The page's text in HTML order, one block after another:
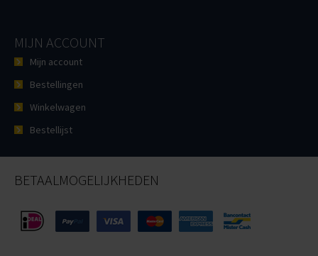
MIJN ACCOUNT
Mijn account
Bestellingen
Winkelwagen
Bestellijst
BETAALMOGELIJKHEDEN